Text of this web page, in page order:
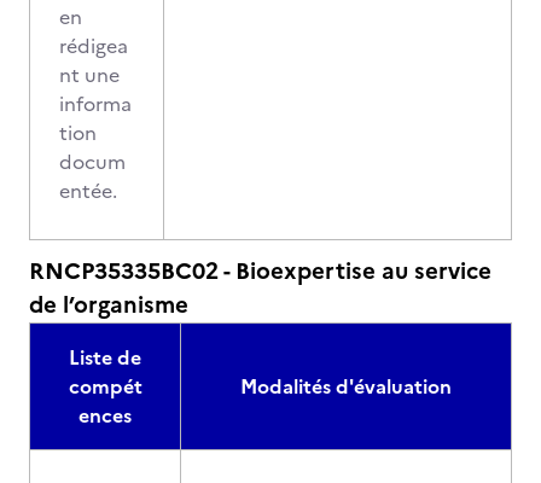
en
rédigea
nt une
informa
tion
docum
entée.
RNCP35335BC02 - Bioexpertise au service
de l’organisme
Liste de
compét
ences
Modalités d'évaluation